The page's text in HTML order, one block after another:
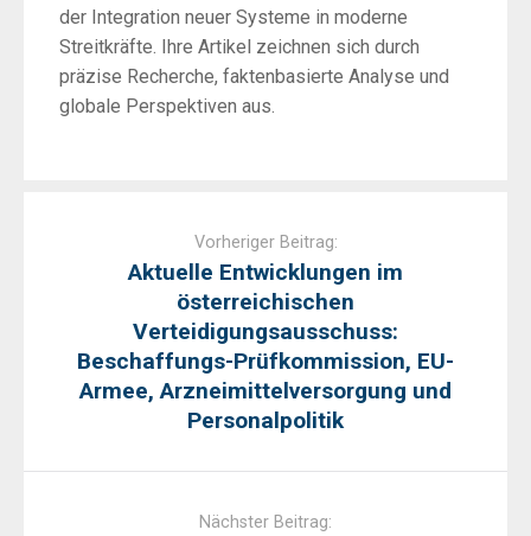
der Integration neuer Systeme in moderne
Streitkräfte. Ihre Artikel zeichnen sich durch
präzise Recherche, faktenbasierte Analyse und
globale Perspektiven aus.
Vorheriger Beitrag:
Aktuelle Entwicklungen im
österreichischen
Verteidigungsausschuss:
Beschaffungs-Prüfkommission, EU-
Armee, Arzneimittelversorgung und
Personalpolitik
Nächster Beitrag: